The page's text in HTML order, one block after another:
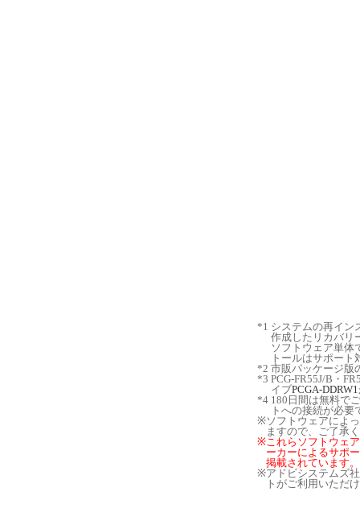
*1 システムの再イン
作成したリカバリ
ソフトウェア単体
トールはサポー
*2 市販パッケージ版
*3 PCG-FR55J/B・
イブPCGA-DDRW1
*4 180日間は無料で
トへの接続が必要
※ソフトウェアによ
ますので、ご了承
※これらソフトウェ
ーカーによるサポ
掲載されています。
※アドビシステムズ
トがご利用いただ